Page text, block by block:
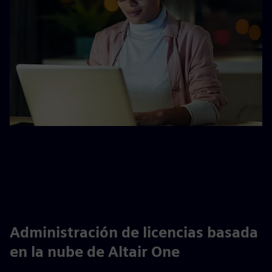
Administración de licencias basada
en la nube de Altair One